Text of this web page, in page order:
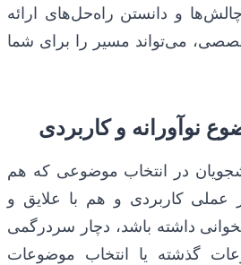
و دانستن راه‌حل‌های ارائه
می‌تواند مسیر را برای شما
نوآورانه و کاربردی
در انتخاب موضوعی که هم
عملی کاربردی و هم با علایق و
داشته باشد، دچار سردرگمی
گذشته یا انتخاب موضوعات